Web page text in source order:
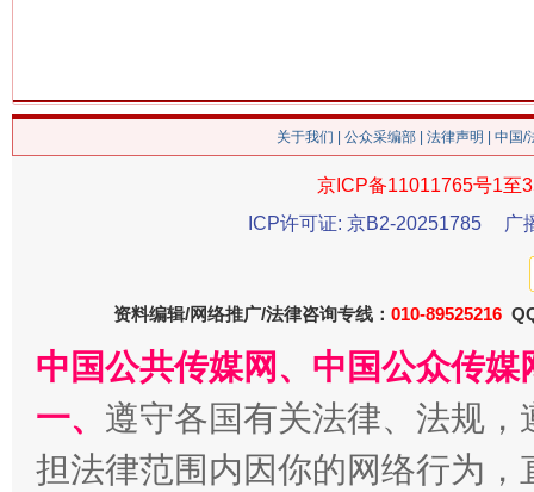
今
关于我们 公众采编部 法律声明 | 中国
京ICP备11011765号1至
ICP许可证: 京B2-20251785
广
资料编辑/网络推广/法律咨询专线： 010-89525216
中国公共传媒网、中国公众传
一、 遵守各国有关法律、法规
担法律范围内因你的网络行为